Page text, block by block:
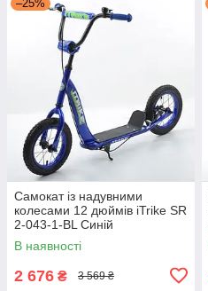
–25%
Самокат із надувними
колесами 12 дюймів iTrike SR
2-043-1-BL Синій
В наявності
2 676 ₴ 3 569 ₴